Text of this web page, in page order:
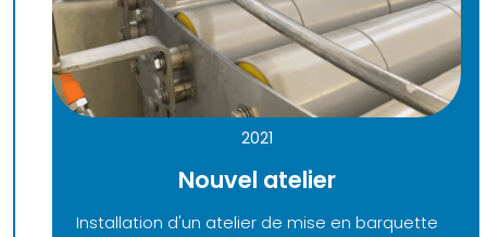
2021
Nouvel atelier
Installation d'un atelier de mise en barquette